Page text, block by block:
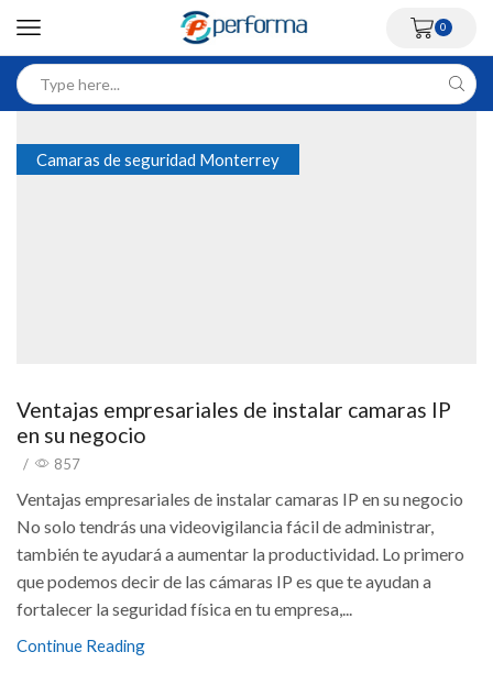
0
Camaras de seguridad Monterrey
Ventajas empresariales de instalar camaras IP
en su negocio
/ 857
Ventajas empresariales de instalar camaras IP en su negocio
No solo tendrás una videovigilancia fácil de administrar,
también te ayudará a aumentar la productividad. Lo primero
que podemos decir de las cámaras IP es que te ayudan a
fortalecer la seguridad física en tu empresa,...
Continue Reading